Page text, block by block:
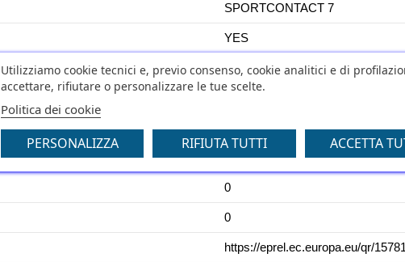
SPORTCONTACT 7
YES
No
73
C1
0
0
https://eprel.ec.europa.eu/qr/
Utilizziamo cookie tecnici e, previo consenso, cookie analitici e di
accettare, rifiutare o personalizzare le tue scelte.
Politica dei cookie
PERSONALIZZA RIFIUTA TUTTI ACCETTA